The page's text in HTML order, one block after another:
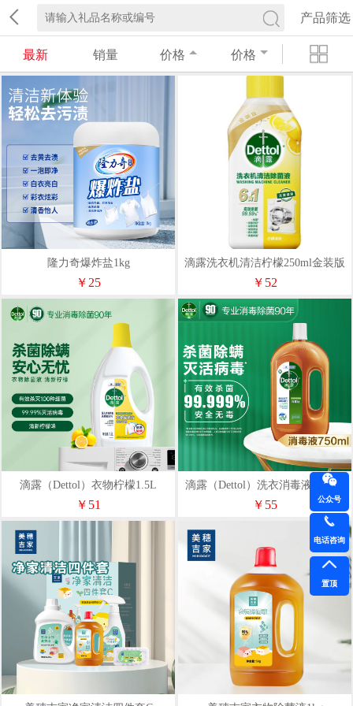
产品筛选
最新 销量 价格 价格
隆力奇爆炸盐1kg
￥25
滴露洗衣机清洁柠檬250ml金装版
*2
￥52
滴露（Dettol）衣物柠檬1.5L
￥51
滴露（Dettol）洗衣消毒液衣物消
毒水750mL
￥55 公众号
电话咨询
置顶